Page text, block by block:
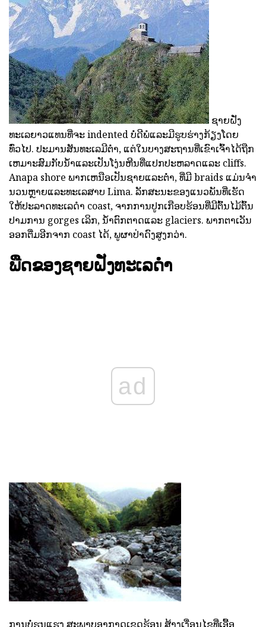
ຊາຍຝັ່ງ
ທະເລຍາວແທນທີ່ຈະ indented ບໍ່ດີພໍແລະມີຮູບຮ່າງກ້ຽງໂດຍ
ທົ່ວໄປ. ປະມານສັນທະເລມີຕ່ໍາ, ແຕ່ໃນບາງສະຖານທີ່ເຂົາເຈົ້າໄດ້ຖືກ
ເຫມາະສົມກັບນ້ໍາແລະເປັນໂງ່ນຫີນທີ່ແປກປະຫລາດແລະ cliffs.
Anapa shore ພາກເຫນືອເປັນຊາຍແລະຕ່ໍາ, ທີ່ມີ braids ແມ່ນຈໍາ
ນວນຫຼາຍແລະທະເລສາບ Lima. ລັກສະນະຂອງແນວພັນທີ່ເຮັດ
ໃຫ້ປະລາດທະເລດໍາ coast, ຈາກການປູກເກືອບຮ້ອນທີ່ມີຕົ້ນໄມ້ຕົ້ນ
ປາມການ gorges ເລິກ, ນ້ໍາຕົກຕາດແລະ glaciers. ພາກຕາເວັນ
ອອກຕື່ມອີກຈາກ coast ໄດ້, ພູຜາປ່າດົງສູງກວ່າ.
ພືດຂອງຊາຍຝັ່ງທະເລດໍາ
ad
ການບໍ່ຮຸນແຮງ ສະພາບອາກາດເຂດຮ້ອນ ສ້າງເງື່ອນໄຂທີ່ເອື້ອ